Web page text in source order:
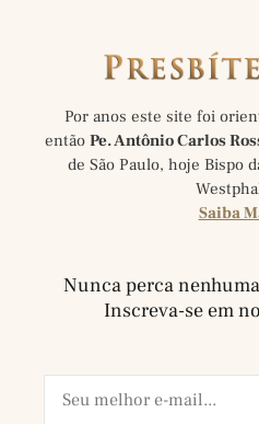
Por anos este site foi
então Pe. Antônio Carlos
de São Paulo, hoje Bispo
Saiba
Nunca perca
Inscreva-se em